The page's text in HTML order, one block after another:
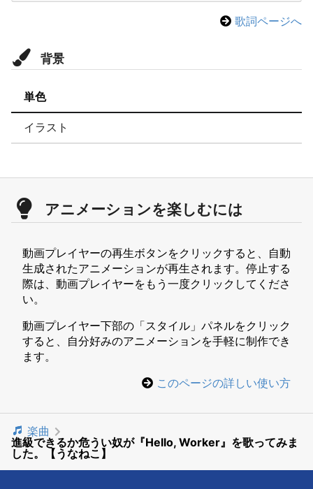
歌詞ページへ
背景
単色
イラスト
アニメーションを楽しむには
動画プレイヤーの再生ボタンをクリックすると、自動
生成されたアニメーションが再生されます。停止する
際は、動画プレイヤーをもう一度クリックしてくださ
い。
動画プレイヤー下部の「スタイル」パネルをクリック
すると、自分好みのアニメーションを手軽に制作でき
ます。
このページの詳しい使い方
楽曲
進級できるか危うい奴が『Hello, Worker』を歌ってみま
した。【うなねこ】